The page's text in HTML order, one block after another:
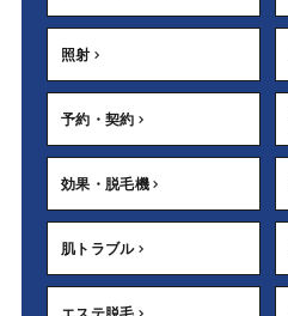
照射
予約・契約
効果・脱毛機
肌トラブル